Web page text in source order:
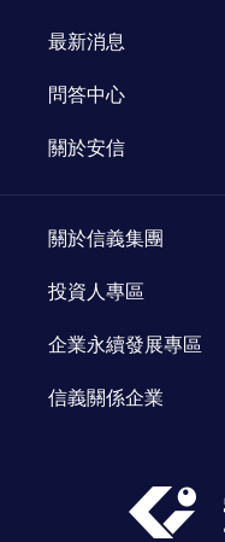
企業專區
市場研究
最新消息
活動公告
新聞專欄
問答中心
關於安信
關於安信
顧問團隊
關於信義集團
了解信義
資源網站
投資人專區
投資人資訊
企業永續發展專區
企業永續發展
信義關係企業